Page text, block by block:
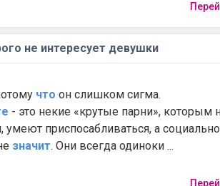
не интересует девушки
что он слишком сигма.
- это некие «крутые парни», которым
умеют приспосабливаться, а
значит. Они всегда одиноки ...